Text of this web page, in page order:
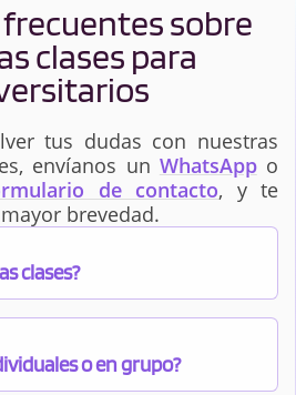
sobre
clases para
tus dudas con nuestras
envíanos un WhatsAppo
de contacto, y te
brevedad.
clases?
o en grupo?